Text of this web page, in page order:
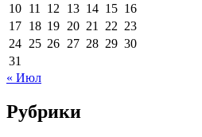
10 11 12 13 14 15 16
17 18 19 20 21 22 23
24 25 26 27 28 29 30
31
« Июл
Рубрики